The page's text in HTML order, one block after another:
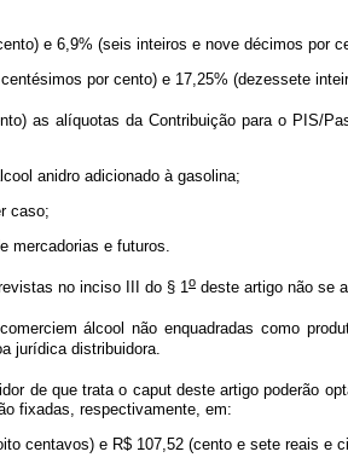
e 6,9% (seis inteiros e nove décimos por
por cento) e 17,25% (dezessete
as alíquotas da Contribuição para o PIS/
anidro adicionado à gasolina;
caso;
mercadorias e futuros.
no inciso III do § 1o deste artigo não se
álcool não enquadradas como
jurídica distribuidora.
de que trata o caput deste artigo poderão
fixadas, respectivamente, em:
centavos) e R$ 107,52 (cento e sete reais